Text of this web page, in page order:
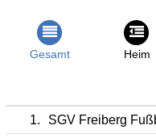
Gesamt Heim
1. SGV Freiberg